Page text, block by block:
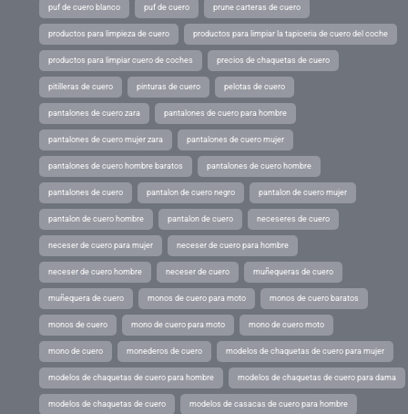
puf de cuero blanco puf de cuero prune carteras de cuero
productos para limpieza de cuero productos para limpiar la tapiceria de cuero del coche
productos para limpiar cuero de coches precios de chaquetas de cuero
pitilleras de cuero pinturas de cuero pelotas de cuero
pantalones de cuero zara pantalones de cuero para hombre
pantalones de cuero mujer zara pantalones de cuero mujer
pantalones de cuero hombre baratos pantalones de cuero hombre
pantalones de cuero pantalon de cuero negro pantalon de cuero mujer
pantalon de cuero hombre pantalon de cuero neceseres de cuero
neceser de cuero para mujer neceser de cuero para hombre
neceser de cuero hombre neceser de cuero muñequeras de cuero
muñequera de cuero monos de cuero para moto monos de cuero baratos
monos de cuero mono de cuero para moto mono de cuero moto
mono de cuero monederos de cuero modelos de chaquetas de cuero para mujer
modelos de chaquetas de cuero para hombre modelos de chaquetas de cuero para dama
modelos de chaquetas de cuero modelos de casacas de cuero para hombre